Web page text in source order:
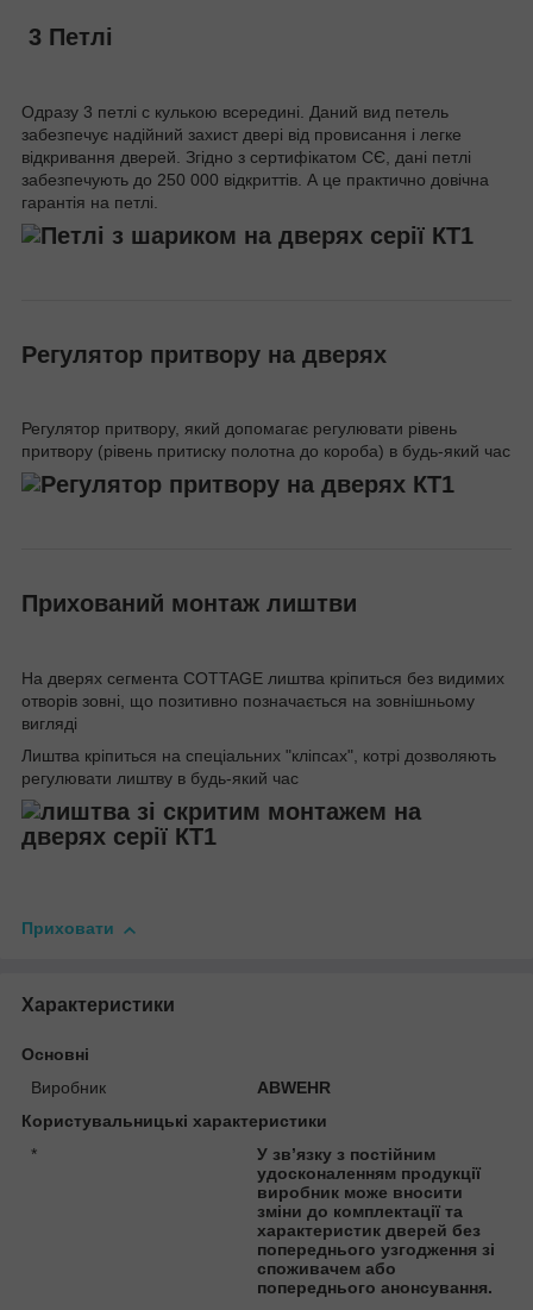
3 Петлі
Одразу 3 петлі c кулькою всередині. Даний вид петель
забезпечує надійний захист двері від провисання і легке
відкривання дверей. Згідно з сертифікатом СЄ, дані петлі
забезпечують до 250 000 відкриттів. А це практично довічна
гарантія на петлі.
Регулятор притвору на дверях
Регулятор притвору, який допомагає регулювати рівень
притвору (рівень притиску полотна до короба) в будь-який час
Прихований монтаж лиштви
На дверях сегмента COTTAGE лиштва кріпиться без видимих
отворів зовні, що позитивно позначається на зовнішньому
вигляді
Лиштва кріпиться на спеціальних "кліпсах", котрі дозволяють
регулювати лиштву в будь-який час
Приховати
Характеристики
Основні
Виробник
ABWEHR
Користувальницькі характеристики
*
У зв’язку з постійним
удосконаленням продукції
виробник може вносити
зміни до комплектації та
характеристик дверей без
попереднього узгодження зі
споживачем або
попереднього анонсування.